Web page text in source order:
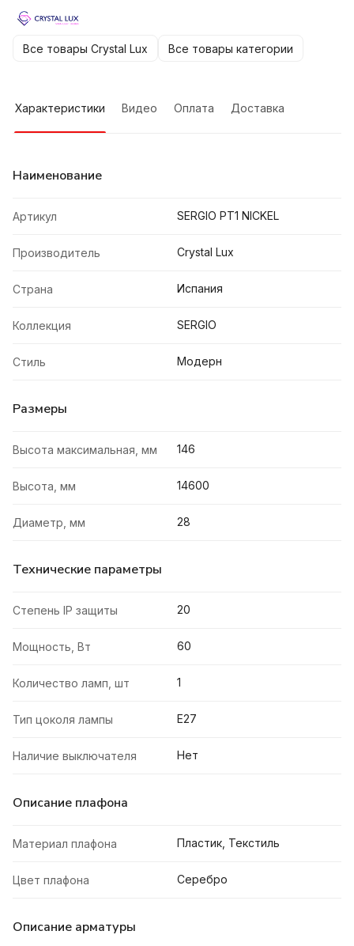
Все товары Crystal Lux Все товары категории
Характеристики Видео Оплата Доставка
Наименование
Артикул SERGIO PT1 NICKEL
Производитель Crystal Lux
Страна Испания
Коллекция SERGIO
Стиль Модерн
Размеры
Высота максимальная, мм 146
Высота, мм 14600
Диаметр, мм 28
Технические параметры
Степень IP защиты 20
Мощность, Вт 60
Количество ламп, шт 1
Тип цоколя лампы E27
Наличие выключателя Нет
Описание плафона
Материал плафона Пластик, Текстиль
Цвет плафона Серебро
Описание арматуры